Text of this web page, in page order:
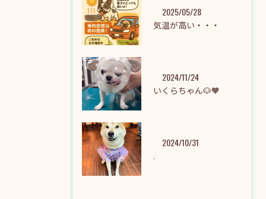
2025/05/28
気温が高い・・・
2024/11/24
いくらちゃん🐶🧡
2024/10/31